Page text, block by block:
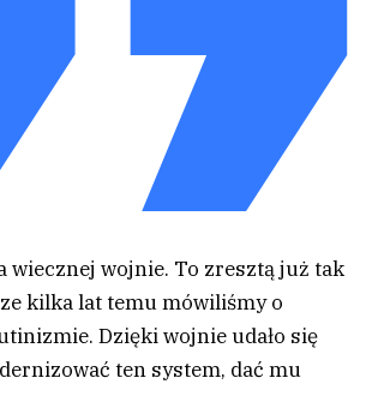
wiecznej wojnie. To zresztą już tak
kilka lat temu mówiliśmy o
Dzięki wojnie udało się
ten system, dać mu